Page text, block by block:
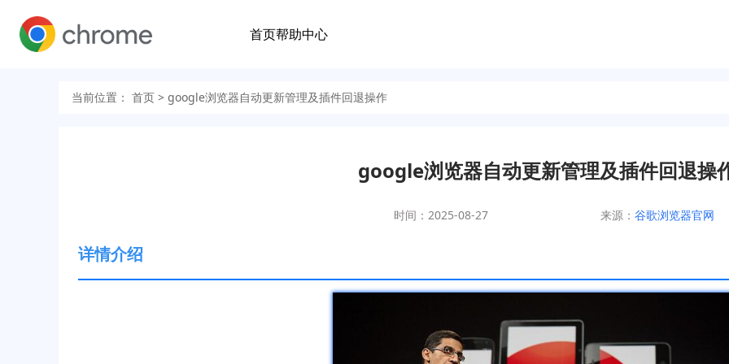
首页帮助中心
当前位置： 首页 > google浏览器自动更新管理及插件回退操作
google浏览器自动更新管理及插件回退操
时间：2025-08-27 来源： 谷歌浏览器官网
详情介绍